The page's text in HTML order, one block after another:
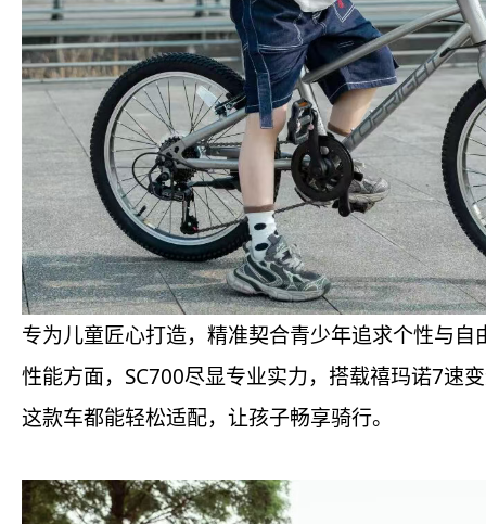
专为儿童匠心打造，精准契合青少年追求个性与
性能方面，SC700尽显专业实力，搭载禧玛诺7速
这款车都能轻松适配，让孩子畅享骑行。